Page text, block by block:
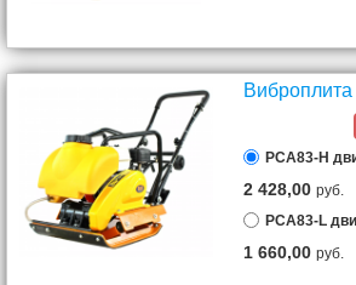
PCA83-H
2 428,00руб.
PCA83-L
1 660,00руб.